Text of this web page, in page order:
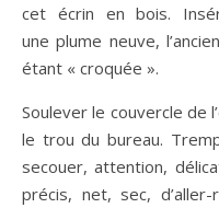
cet écrin en bois.
une plume neuve,
étant « croquée ».
Soulever le couvercle de
le trou du bureau.
secouer, attention,
précis, net, sec,